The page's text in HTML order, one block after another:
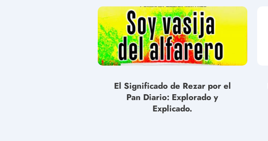
El Significado de Rezar por el
Pan Diario: Explorado y
Explicado.